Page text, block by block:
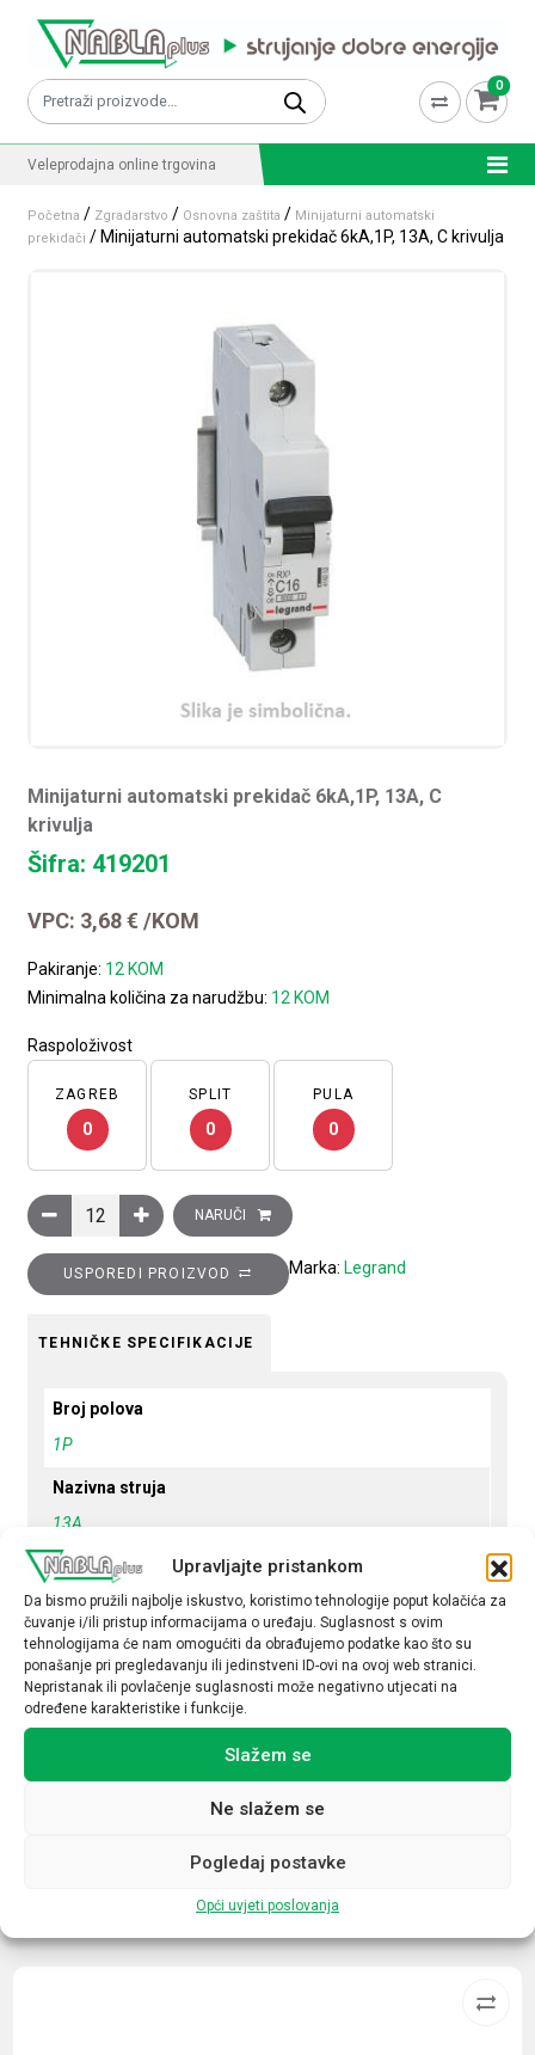
Upravljajte pristankom
Da bismo pružili najbolje iskustvo, koristimo tehnologije poput kolačića za
čuvanje i/ili pristup informacijama o uređaju. Suglasnost s ovim
tehnologijama će nam omogućiti da obrađujemo podatke kao što su
ponašanje pri pregledavanju ili jedinstveni ID-ovi na ovoj web stranici.
Nepristanak ili povlačenje suglasnosti može negativno utjecati na
određene karakteristike i funkcije.
Slažem se
Ne slažem se
Pogledaj postavke
Opći uvjeti poslovanja
Pretraži: 0
Veleprodajna online trgovina
Početna / Zgradarstvo / Osnovna zaštita / Minijaturni automatski
prekidači / Minijaturni automatski prekidač 6kA,1P, 13A, C krivulja
Minijaturni automatski prekidač 6kA,1P, 13A, C
krivulja
Šifra: 419201
VPC: 3,68€ /KOM
Pakiranje: 12 KOM
Minimalna količina za narudžbu: 12 KOM
Raspoloživost
ZAGREB
0
SPLIT
0
PULA
0
Minijaturni automatski prekidač 6kA,1P, 13A, C krivulja količina
NARUČI
USPOREDI PROIZVOD Marka: Legrand
TEHNIČKE SPECIFIKACIJE
Broj polova
1P
Nazivna struja
13A
Krivulja
C
Prekidna moć
6kA
Tip opreme / uređaja
Minijaturni automatski prekidač
Povezani proizvodi